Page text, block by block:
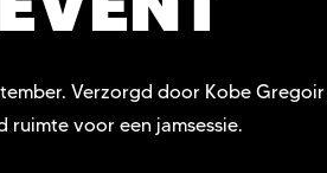
Verzorgd door Kobe
ruimte voor een jamsessie.